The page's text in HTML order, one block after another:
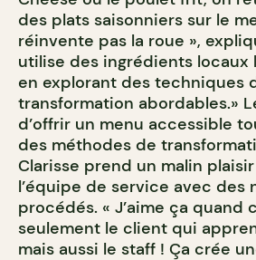
des plats saisonniers sur le
réinvente pas la roue »,
utilise des ingrédients locaux
en explorant des techniques
transformation abordables.»
d’offrir un menu accessible
des méthodes de
Clarisse prend un malin
l’équipe de service avec des
procédés. « J’aime ça quand
seulement le client qui
mais aussi le staff ! Ça crée